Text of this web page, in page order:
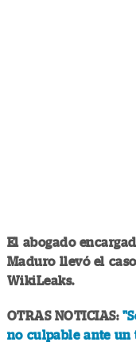
El abogado
Maduro llevó el
WikiLeaks.
OTRAS NOTICIAS:
no culpable ante un